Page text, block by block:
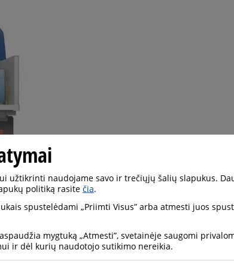
transporto priemonės, kuriose vairuotojo
kabina turi būti ventiliuojama atskirai nuo
ventiliuojama. Prieš iškraunant, svarbu
užtikrinti naudojame savo ir trečiųjų šalių slapukus.
politiką rasite čia.
spustelėdami „Priimti Visus” arba atmesti juos
mygtuką „Atmesti”, svetainėje saugomi
ir dėl kurių naudotojo sutikimo nereikia.